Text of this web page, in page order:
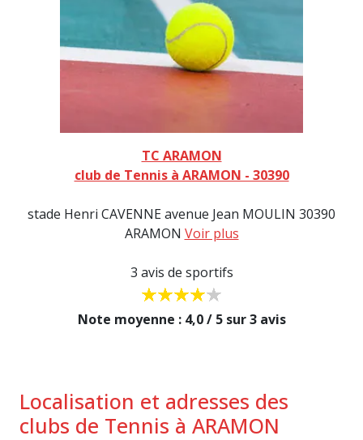
TC ARAMON
club de Tennis à ARAMON - 30390
stade Henri CAVENNE avenue Jean MOULIN 30390
ARAMON Voir plus
3 avis de sportifs
Note moyenne : 4,0 / 5 sur 3 avis
Localisation et adresses des
clubs de Tennis à ARAMON